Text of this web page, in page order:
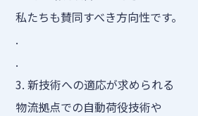
私たちも賛同すべき方向性です。
.
.
3. 新技術への適応が求められる
物流拠点での自動荷役技術や